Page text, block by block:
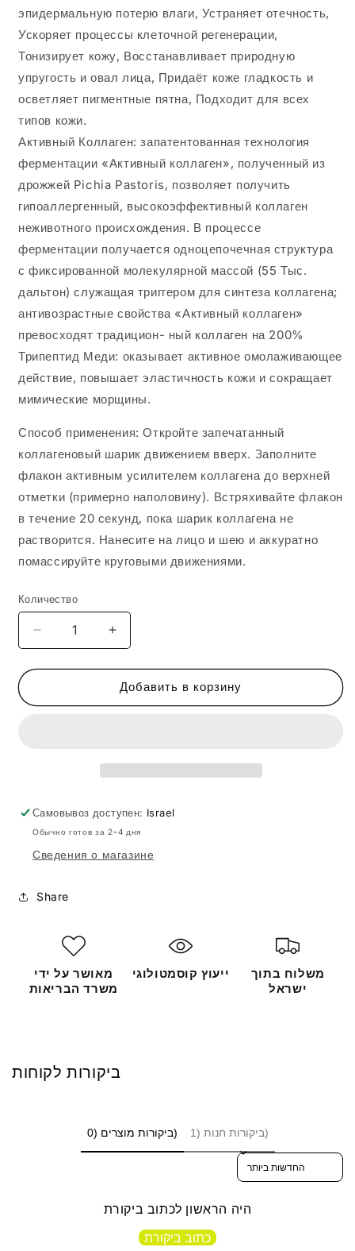
эпидермальную потерю влаги, Устраняет отечность,
Ускоряет процессы клеточной регенерации,
Тонизирует кожу, Восстанавливает природную
упругость и овал лица, Придаёт коже гладкость и
осветляет пигментные пятна, Подходит для всех
типов кожи.
Активный Коллаген: запатентованная технология
ферментации «Активный коллаген», полученный из
дрожжей Pichia Pastoris, позволяет получить
гипоаллергенный, высокоэффективный коллаген
неживотного происхождения. В процессе
ферментации получается одноцепочечная структура
с фиксированной молекулярной массой (55 Тыс.
дальтон) служащая триггером для синтеза коллагена;
антивозрастные свойства «Активный коллаген»
превосходят традицион- ный коллаген на 200%
Трипептид Меди: оказывает активное омолаживающее
действие, повышает эластичность кожи и сокращает
мимические морщины.
Способ применения: Откройте запечатанный
коллагеновый шарик движением вверх. Заполните
флакон активным усилителем коллагена до верхней
отметки (примерно наполовину). Встряхивайте флакон
в течение 20 секунд, пока шарик коллагена не
растворится. Нанесите на лицо и шею и аккуратно
помассируйте круговыми движениями.
Количество
Уменьшить
количество
HIKARI
COLLAGEN
Увеличить
количество
HIKARI
ACTIVE
COLLAGEN
Добавить в корзину
Самовывоз доступен: Israel
Обычно готов за 2–4 дня
Сведения о магазине
Share
מאושר על ידי
משרד הבריאות
ייעוץ קוסמטולוגי
משלוח בתוך
ישראל
ביקורות לקוחות
ביקורות מוצרים (0) ביקורות חנות (1)
Sort reviews by
היה הראשון לכתוב ביקורת
כתוב ביקורת